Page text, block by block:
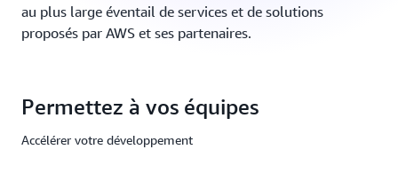
au plus large éventail de services et de solutions
proposés par AWS et ses partenaires.
Permettez à vos équipes
Accélérer votre développement